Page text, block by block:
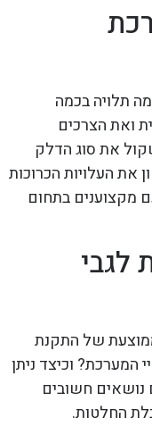
תלויה בכמה
ואת הצרכים
את סוג הדלק
העלויות הכרוכות
מקצוענים בתחום
לגבי
של התקנת
וכיצד ניתן
חשובים
החלטות.